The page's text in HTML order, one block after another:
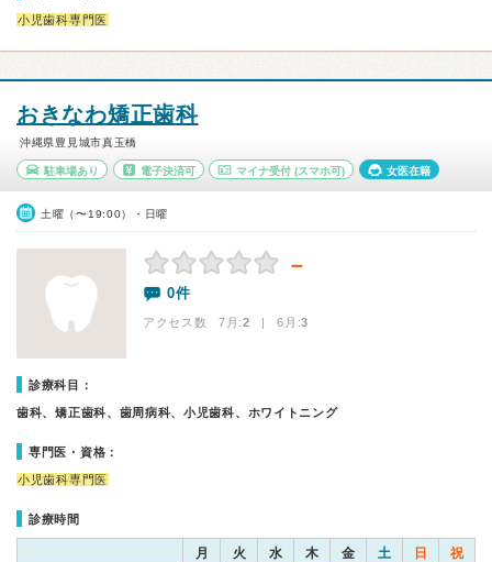
小児歯科専門医
おきなわ矯正歯科
沖縄県豊見城市真玉橋
駐車場あり 電子決済可 マイナ受付 (スマホ可) 女医在籍
土曜（〜19:00）・日曜
－
0件
アクセス数 7月:2 | 6月:3
診療科目：
歯科、矯正歯科、歯周病科、小児歯科、ホワイトニング
専門医・資格：
小児歯科専門医
診療時間
月 火 水 木 金 土 日 祝